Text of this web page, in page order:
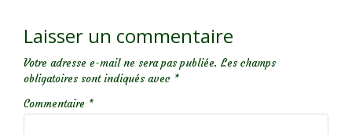
Laisser un commentaire
Votre adresse e-mail ne sera pas publiée. Les champs
obligatoires sont indiqués avec *
Commentaire *